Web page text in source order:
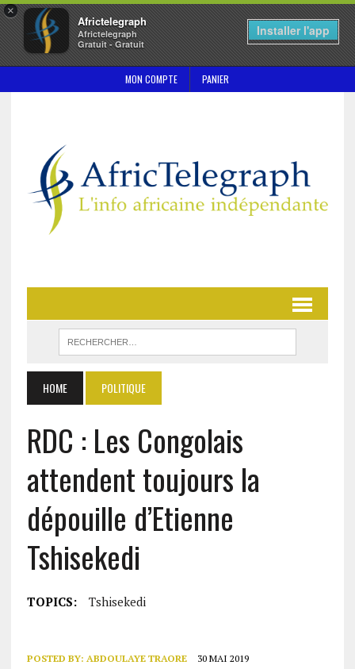
×
Africtelegraph
Africtelegraph
Gratuit - Gratuit
Installer l'app
MON COMPTE PANIER
HOME POLITIQUE
RDC : Les Congolais
attendent toujours la
dépouille d’Etienne
Tshisekedi
TOPICS: Tshisekedi
POSTED BY: ABDOULAYE TRAORE 30 MAI 2019